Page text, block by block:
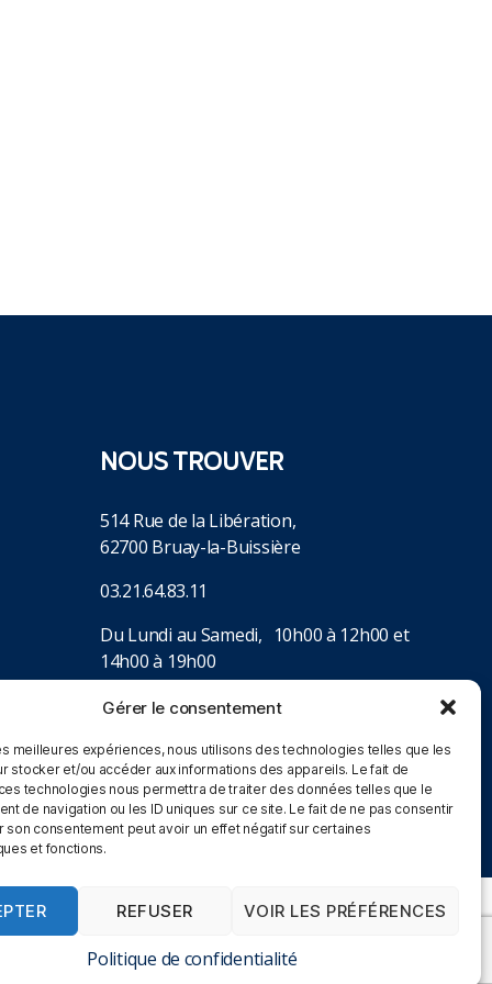
Gérer le consentement
meilleures expériences, nous utilisons des technologies telles que les
stocker et/ou accéder aux informations des appareils. Le fait de
technologies nous permettra de traiter des données telles que le
de navigation ou les ID uniques sur ce site. Le fait de ne pas consentir
son consentement peut avoir un effet négatif sur certaines
et fonctions.
REFUSER VOIR LES PRÉFÉRENCES
Politique de confidentialité
NOUS TROUVER
514 Rue de la Libération,
62700 Bruay-la-Buissière
03.21.64.83.11
Du Lundi au Samedi, 10h00 à 12h00 et
14h00 à 19h00